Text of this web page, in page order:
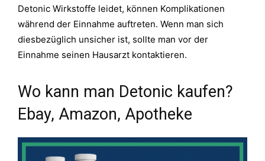
Detonic Wirkstoffe leidet, können Komplikationen
während der Einnahme auftreten. Wenn man sich
diesbezüglich unsicher ist, sollte man vor der
Einnahme seinen Hausarzt kontaktieren.
Wo kann man Detonic kaufen?
Ebay, Amazon, Apotheke